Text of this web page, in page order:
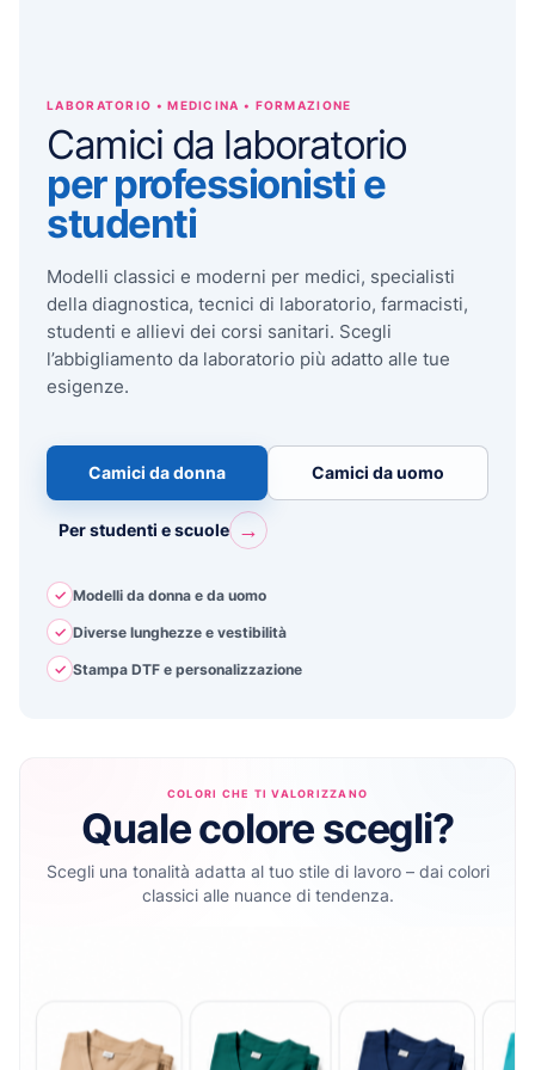
LABORATORIO • MEDICINA • FORMAZIONE
Camici da laboratorio
per professionisti e
studenti
Modelli classici e moderni per medici, specialisti
della diagnostica, tecnici di laboratorio, farmacisti,
studenti e allievi dei corsi sanitari. Scegli
l’abbigliamento da laboratorio più adatto alle tue
esigenze.
Camici da donna Camici da uomo
Per studenti e scuole →
✓ Modelli da donna e da uomo
✓ Diverse lunghezze e vestibilità
✓ Stampa DTF e personalizzazione
COLORI CHE TI VALORIZZANO
Quale colore scegli?
Scegli una tonalità adatta al tuo stile di lavoro – dai colori
classici alle nuance di tendenza.